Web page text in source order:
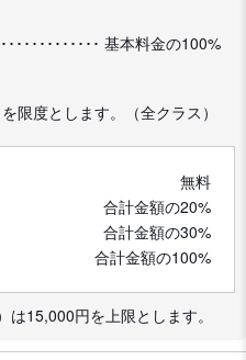
･･･････････ 基本料金の100%
限度とします。（全クラス）
無料
合計金額の20%
合計金額の30%
合計金額の100%
15,000円を上限とします。